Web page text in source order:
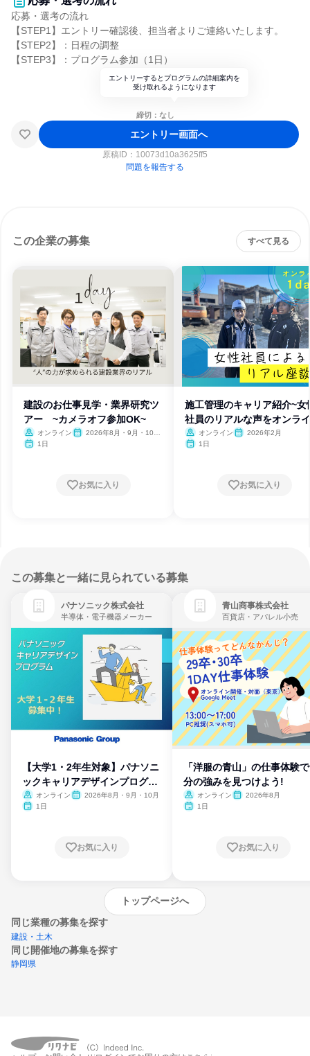
応募・選考の流れ
【STEP1】エントリー確認後、担当者よりご連絡いたします。
【STEP2】：日程の調整
【STEP3】：プログラム参加（1日）
エントリーするとプログラムの詳細案内を
受け取れるようになります
締切：なし
エントリー画面へ
原稿ID： 10073d10a3625ff5
問題を報告する
この企業の募集 すべて見る
建設のお仕事見学・業界研究ツ
アー ~カメラオフ参加OK~
オンライン
2026年8月・9月・10
1日
お気に入り
施工管理のキャリア紹介~女
社員のリアルな声をオンラ
で~オンライン
2026年2月
1日
お気に入り
この募集と一緒に見られている募集
パナソニック株式会社
半導体・電子機器メーカー
【大学1・2年生対象】パナソニ
ックキャリアデザインプログラ
ム
オンライン
2026年8月・9月・10月
1日
お気に入り
青山商事株式会社
百貨店・アパレル小売
「洋服の青山」の仕事体験
分の強みを見つけよう!
オンライン
2026年8月
1日
お気に入り
トップページへ
同じ業種の募集を探す
建設・土木
同じ開催地の募集を探す
静岡県
エントリーするとプログラムの詳細案内を